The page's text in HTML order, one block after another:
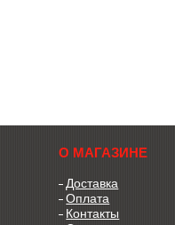
О МАГАЗИНЕ
Доставка
Оплата
Контакты